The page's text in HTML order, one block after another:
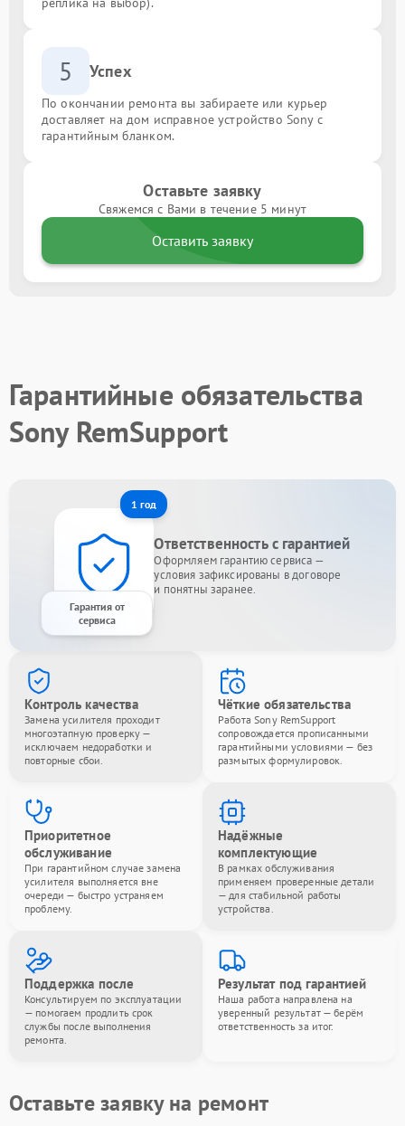
5 Успех
По окончании ремонта вы забираете или курьер
доставляет на дом исправное устройство Sony с
гарантийным бланком.
Оставьте заявку
Свяжемся с Вами в течение 5 минут
Оставить заявку
Гарантийные обязательства
Sony RemSupport
1 год
Гарантия от
сервиса
Ответственность с гарантией
Оформляем гарантию сервиса —
условия зафиксированы в договоре
и понятны заранее.
Контроль качества
Замена усилителя проходит
многоэтапную проверку —
исключаем недоработки и
повторные сбои.
Чёткие обязательства
Работа Sony RemSupport
сопровождается прописанными
гарантийными условиями — без
размытых формулировок.
Приоритетное
обслуживание
При гарантийном случае замена
усилителя выполняется вне
очереди — быстро устраняем
проблему.
Надёжные
комплектующие
В рамках обслуживания
применяем проверенные детали
— для стабильной работы
устройства.
Поддержка после
Консультируем по эксплуатации
— помогаем продлить срок
службы после выполнения
ремонта.
Результат под гарантией
Наша работа направлена на
уверенный результат — берём
ответственность за итог.
Оставьте заявку на ремонт